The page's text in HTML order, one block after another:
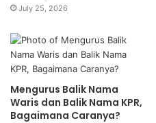
July 25, 2026
Mengurus Balik Nama
Waris dan Balik Nama KPR,
Bagaimana Caranya?